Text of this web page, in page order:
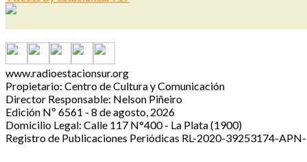
www.radioestacionsur.org
Propietario: Centro de Cultura y Comunicación
Director Responsable: Nelson Piñeiro
Edición Nº 6561 - 8 de agosto, 2026
Domicilio Legal: Calle 117 N°400 - La Plata (1900)
Registro de Publicaciones Periódicas RL-2020-39253174-